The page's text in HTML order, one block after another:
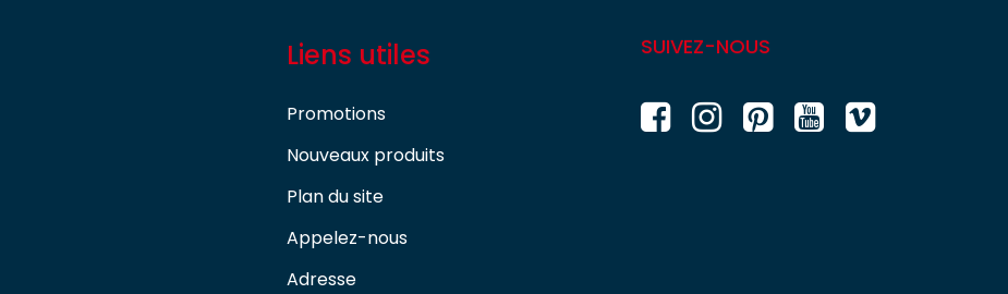
Liens utiles
Promotions
Nouveaux produits
Plan du site
Appelez-nous
Adresse
SUIVEZ-NOUS